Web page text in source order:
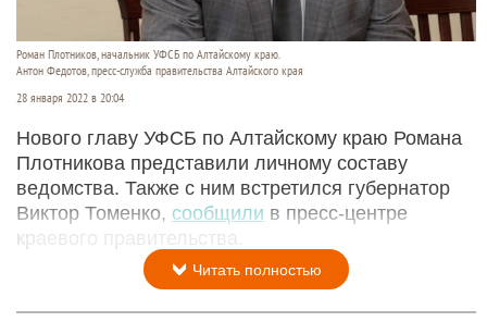
Роман Плотников, начальник УФСБ по Алтайскому краю.
Антон Федотов, пресс-служба правительства Алтайского края
28 января 2022 в 20:04
Нового главу УФСБ по Алтайскому краю Романа
Плотникова представили личному составу
ведомства. Также с ним встретился губернатор
Виктор Томенко, сообщили в пресс-центре
краевого правительства.
Читать полностью